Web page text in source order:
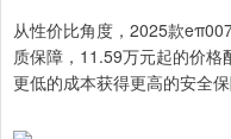
从性价比角度，2025款
质保障，11.59万元起的价
更低的成本获得更高的安全保